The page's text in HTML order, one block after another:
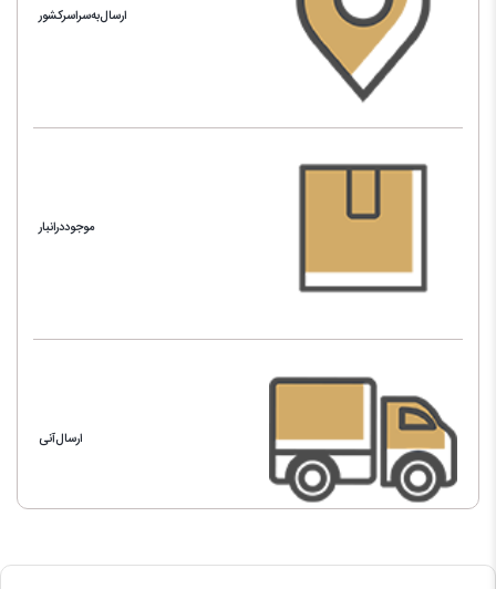
ارسال‌به‌سراسرکشور
موجوددرانبار
ارسال‌آنی